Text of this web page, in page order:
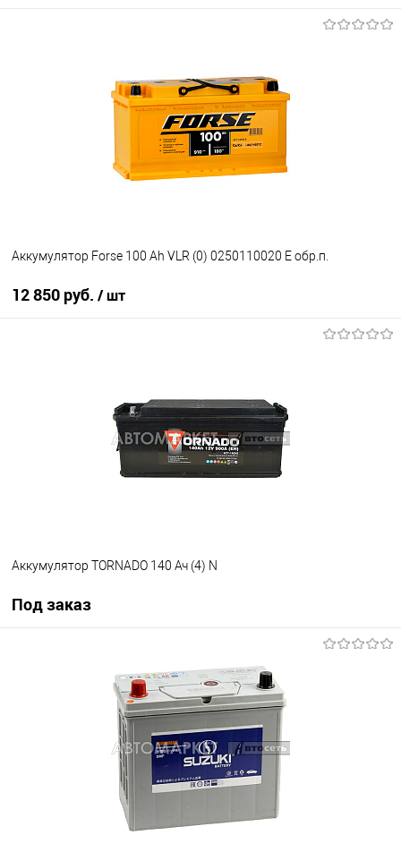
Недоступно
Аккумулятор Forse 100 Ah VLR (0) 0250110020 E обр.п.
12 850 руб. / шт
Аккумулятор TORNADO 140 Ач (4) N
Под заказ
Недоступно